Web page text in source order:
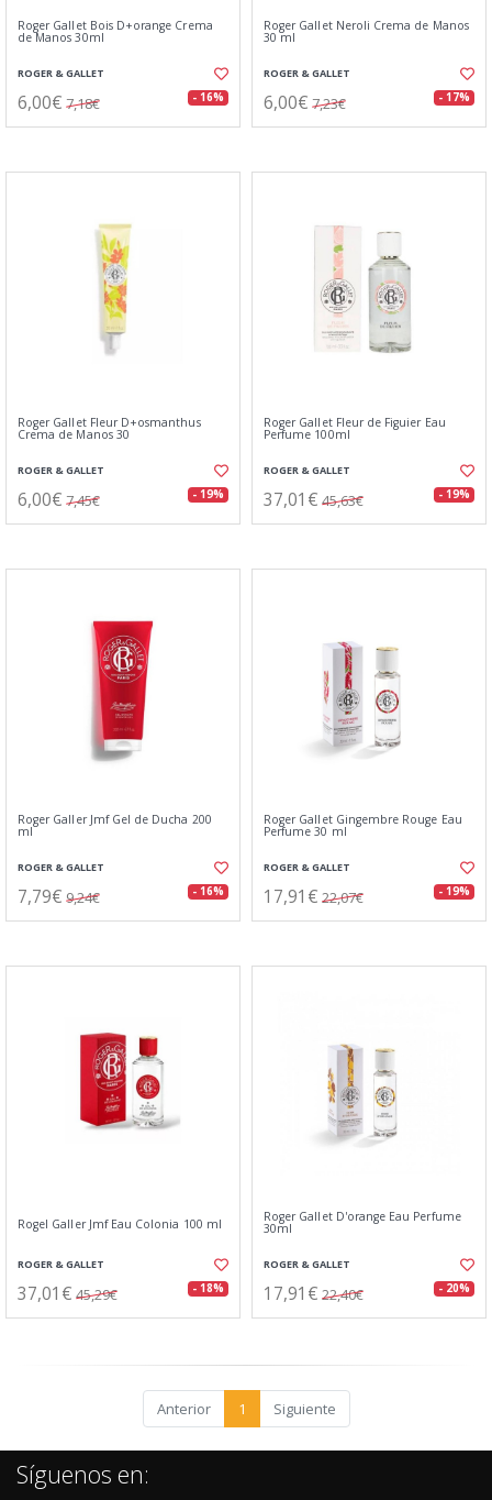
Roger Gallet Bois D+orange Crema
de Manos 30ml
ROGER & GALLET
6,00€ 7,18€ - 16%
Roger Gallet Neroli Crema de Manos
30 ml
ROGER & GALLET
6,00€ 7,23€ - 17%
Roger Gallet Fleur D+osmanthus
Crema de Manos 30
ROGER & GALLET
6,00€ 7,45€ - 19%
Roger Gallet Fleur de Figuier Eau
Perfume 100ml
ROGER & GALLET
37,01€ 45,63€ - 19%
Roger Galler Jmf Gel de Ducha 200
ml
ROGER & GALLET
7,79€ 9,24€ - 16%
Roger Gallet Gingembre Rouge Eau
Perfume 30 ml
ROGER & GALLET
17,91€ 22,07€ - 19%
Rogel Galler Jmf Eau Colonia 100 ml
ROGER & GALLET
37,01€ 45,29€ - 18%
Roger Gallet D'orange Eau Perfume
30ml
ROGER & GALLET
17,91€ 22,40€ - 20%
Anterior 1 Siguiente
Síguenos en: